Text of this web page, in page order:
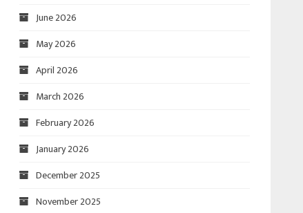
June 2026
May 2026
April 2026
March 2026
February 2026
January 2026
December 2025
November 2025